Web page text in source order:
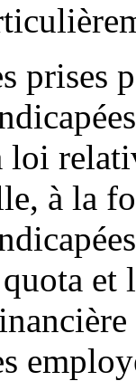
prises
loi
à la
et